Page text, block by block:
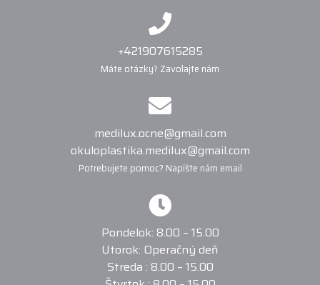
+421907615285
Máte otázky? Zavolajte nám
medilux.ocne@gmail.com
okuloplastika.medilux@gmail.com
Potrebujete pomoc? Napíšte nám email
Pondelok: 8.00 – 15.00
Utorok: Operačný deň
Streda : 8.00 – 15.00